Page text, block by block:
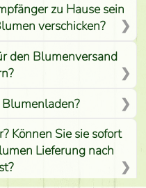
zu Hause sein
verschicken?
den Blumenversand
Können Sie sie sofort
Lieferung nach